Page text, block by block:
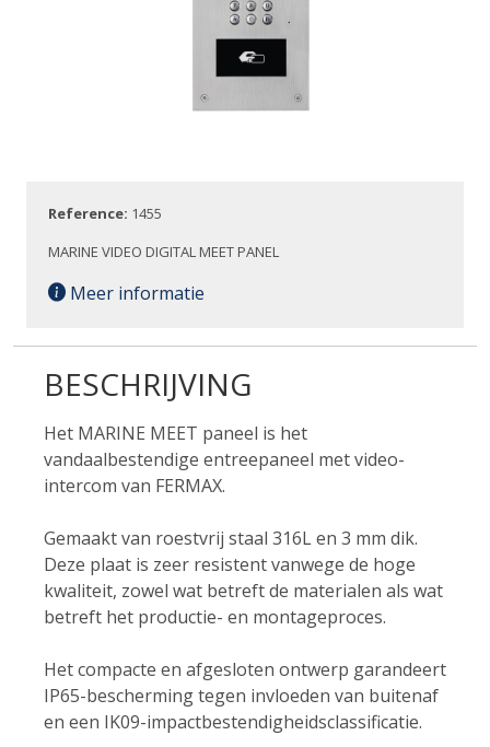
Reference: 1455
MARINE VIDEO DIGITAL MEET PANEL
Meer informatie
BESCHRIJVING
Het MARINE MEET paneel is het
vandaalbestendige entreepaneel met video-
intercom van FERMAX.
Gemaakt van roestvrij staal 316L en 3 mm dik.
Deze plaat is zeer resistent vanwege de hoge
kwaliteit, zowel wat betreft de materialen als wat
betreft het productie- en montageproces.
Het compacte en afgesloten ontwerp garandeert
IP65-bescherming tegen invloeden van buitenaf
en een IK09-impactbestendigheidsclassificatie.